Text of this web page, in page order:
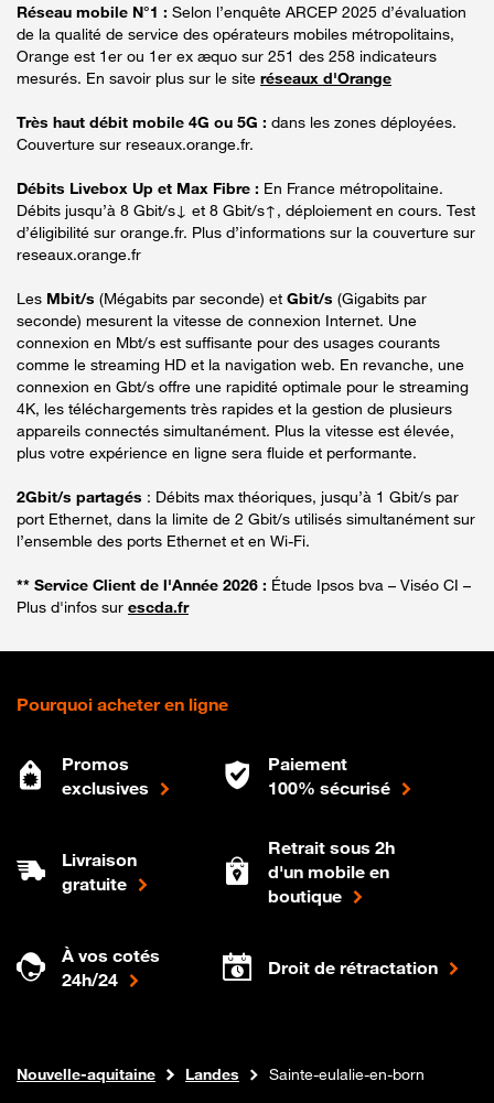
Réseau mobile N°1 : Selon l’enquête ARCEP 2025 d’évaluation
de la qualité de service des opérateurs mobiles métropolitains,
Orange est 1er ou 1er ex æquo sur 251 des 258 indicateurs
mesurés. En savoir plus sur le site réseaux d'Orange
Très haut débit mobile 4G ou 5G : dans les zones déployées.
Couverture sur reseaux.orange.fr.
Débits Livebox Up et Max Fibre : En France métropolitaine.
Débits jusqu’à 8 Gbit/s↓ et 8 Gbit/s↑, déploiement en cours. Test
d’éligibilité sur orange.fr. Plus d’informations sur la couverture sur
reseaux.orange.fr
Les Mbit/s (Mégabits par seconde) et Gbit/s (Gigabits par
seconde) mesurent la vitesse de connexion Internet. Une
connexion en Mbt/s est suffisante pour des usages courants
comme le streaming HD et la navigation web. En revanche, une
connexion en Gbt/s offre une rapidité optimale pour le streaming
4K, les téléchargements très rapides et la gestion de plusieurs
appareils connectés simultanément. Plus la vitesse est élevée,
plus votre expérience en ligne sera fluide et performante.
2Gbit/s partagés : Débits max théoriques, jusqu’à 1 Gbit/s par
port Ethernet, dans la limite de 2 Gbit/s utilisés simultanément sur
l’ensemble des ports Ethernet et en Wi-Fi.
** Service Client de l'Année 2026 : Étude Ipsos bva – Viséo CI –
Plus d'infos sur escda.fr
Pourquoi acheter en ligne
Promos
exclusives
Paiement
100% sécurisé
Livraison
gratuite
Retrait sous 2h
d'un mobile en
boutique
À vos cotés
24h/24
Droit de rétractation
Boutique Orange
Internet fibre
Nouvelle-aquitaine Landes Sainte-eulalie-en-born